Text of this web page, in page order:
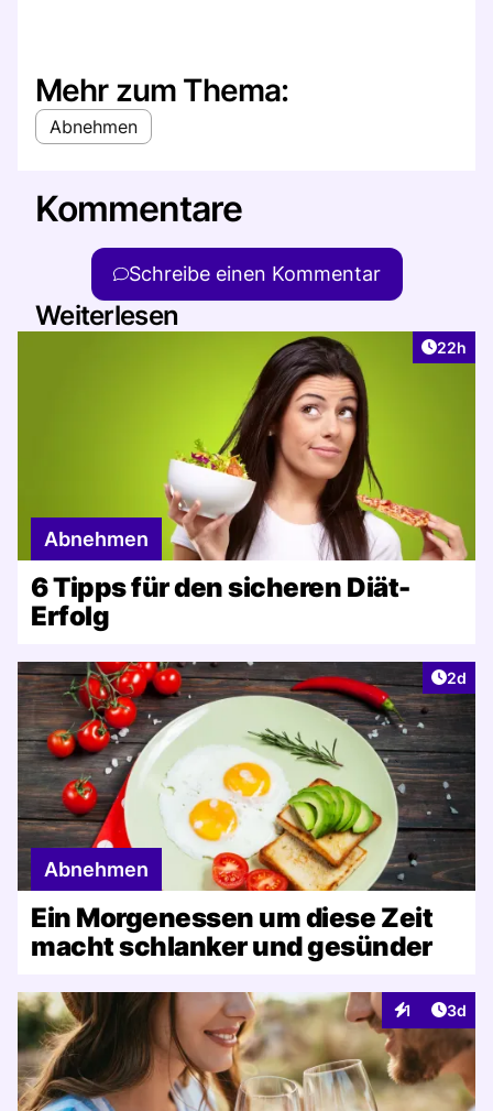
Mehr zum Thema:
Abnehmen
Kommentare
Schreibe einen Kommentar
Weiterlesen
Artikel
22h
Abnehmen
6 Tipps für den sicheren Diät-
Erfolg
2d
Abnehmen
Ein Morgenessen um diese Zeit
macht schlanker und gesünder
1
Interaktionen
3d